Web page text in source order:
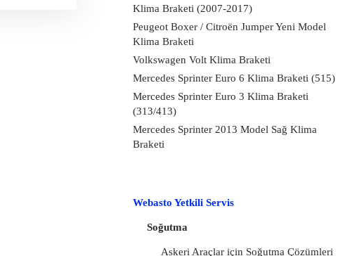
Klima Braketi (2007-2017)
Peugeot Boxer / Citroën Jumper Yeni Model
Klima Braketi
Volkswagen Volt Klima Braketi
Mercedes Sprinter Euro 6 Klima Braketi (515)
Mercedes Sprinter Euro 3 Klima Braketi
(313/413)
Mercedes Sprinter 2013 Model Sağ Klima
Braketi
Webasto Yetkili Servis
Soğutma
Askeri Araçlar için Soğutma Çözümleri